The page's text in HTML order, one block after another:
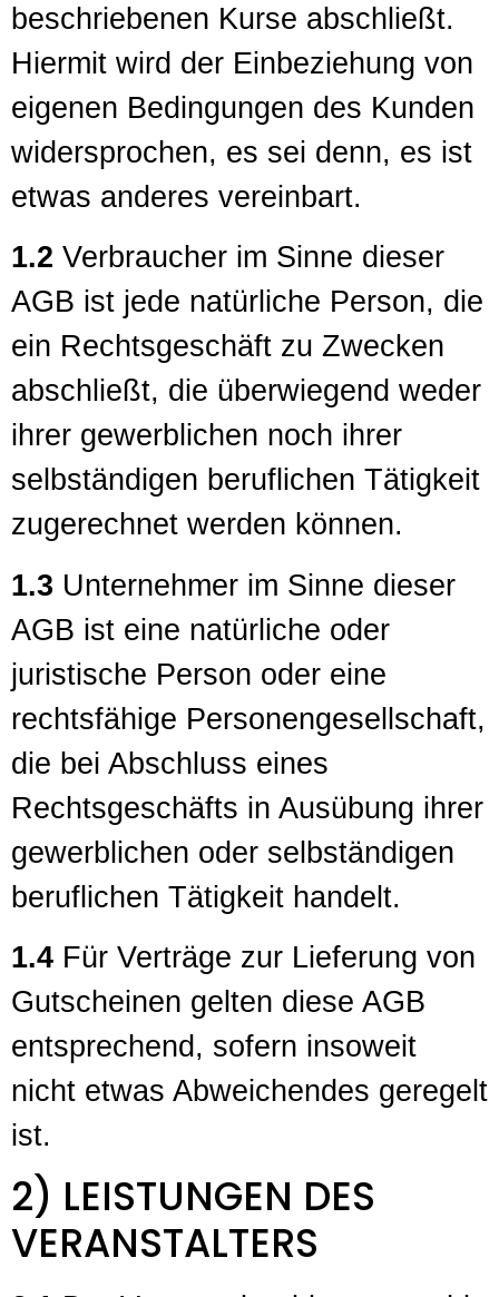
beschriebenen Kurse abschließt.
Hiermit wird der Einbeziehung von
eigenen Bedingungen des Kunden
widersprochen, es sei denn, es ist
etwas anderes vereinbart.
1.2 Verbraucher im Sinne dieser
AGB ist jede natürliche Person, die
ein Rechtsgeschäft zu Zwecken
abschließt, die überwiegend weder
ihrer gewerblichen noch ihrer
selbständigen beruflichen Tätigkeit
zugerechnet werden können.
1.3 Unternehmer im Sinne dieser
AGB ist eine natürliche oder
juristische Person oder eine
rechtsfähige Personengesellschaft,
die bei Abschluss eines
Rechtsgeschäfts in Ausübung ihrer
gewerblichen oder selbständigen
beruflichen Tätigkeit handelt.
1.4 Für Verträge zur Lieferung von
Gutscheinen gelten diese AGB
entsprechend, sofern insoweit
nicht etwas Abweichendes geregelt
ist.
2) LEISTUNGEN DES
VERANSTALTERS